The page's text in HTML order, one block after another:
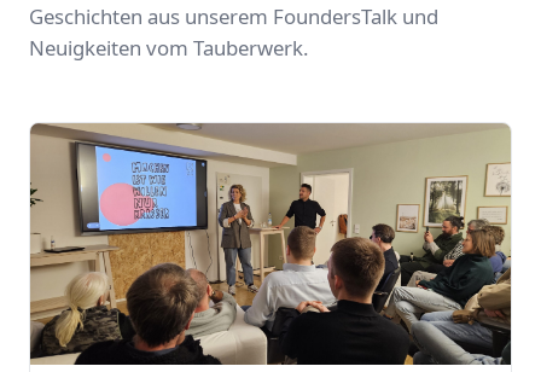
Geschichten aus unserem FoundersTalk und
Neuigkeiten vom Tauberwerk.